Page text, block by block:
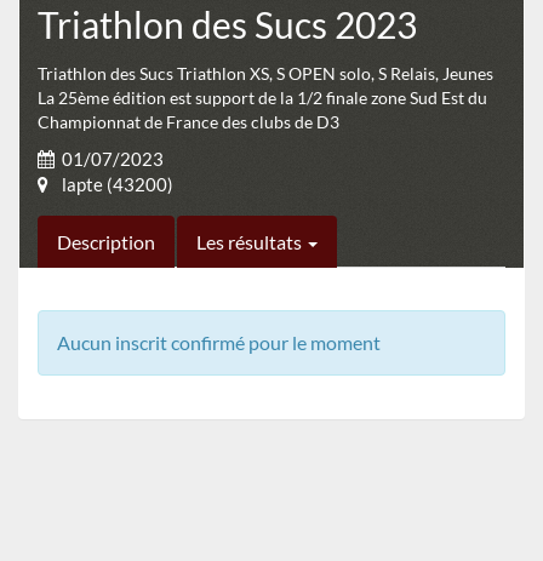
Triathlon des Sucs 2023
Triathlon des Sucs Triathlon XS, S OPEN solo, S Relais, Jeunes
La 25ème édition est support de la 1/2 finale zone Sud Est du
Championnat de France des clubs de D3
01/07/2023
lapte (43200)
Description Les résultats
Aucun inscrit confirmé pour le moment